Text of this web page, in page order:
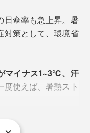
日傘率も急上昇。暑
対策として、環境省
マイナス1~3℃、汗
度使えば、暑熱スト